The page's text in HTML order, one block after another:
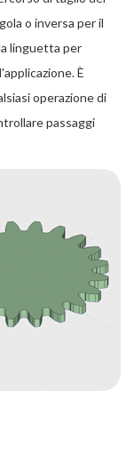
o inversa per il
linguetta per
È
operazione di
passaggi